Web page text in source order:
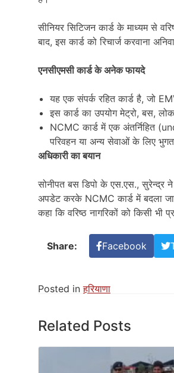
सीनियर सिटिजन कार्ड के माध्यम से
बाद, इस कार्ड को रिचार्ज करवाना
एनसीएमसी कार्ड के अनेक फायदे
यह एक संपर्क रहित कार्ड है, जो
इस कार्ड का उपयोग मेट्रो, बस,
NCMC कार्ड में एक अंतर्निहित
परिवहन या अन्य सेवाओं के लिए
अधिकारी का बयान
सोनीपत बस डिपो के एस.एस., सुरेन्द्र ने
अपडेट करके NCMC कार्ड में बदला
कहा कि वरिष्ठ नागरिकों को किसी भी
Share: Facebook
Posted inहरियाणा
Related Posts